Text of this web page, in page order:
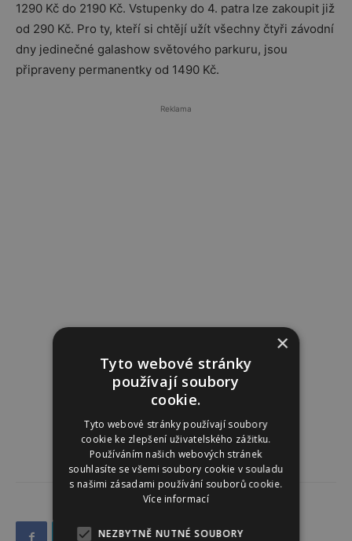
1290 Kč do 2190 Kč. Vstupenky do 4. patra lze zakoupit již
od 290 Kč. Pro ty, kteří si chtějí užít všechny čtyři závodní
dny jedinečné galashow světového parkuru, jsou
připraveny permanentky od 1490 Kč.
Reklama
×
Tyto webové stránky
používají soubory
cookie.
Tyto webové stránky používají soubory
cookie ke zlepšení uživatelského zážitku.
Používáním našich webových stránek
souhlasíte se všemi soubory cookie v souladu
s našimi zásadami používání souborů cookie.
Více informací
NEZBYTNĚ NUTNÉ SOUBORY